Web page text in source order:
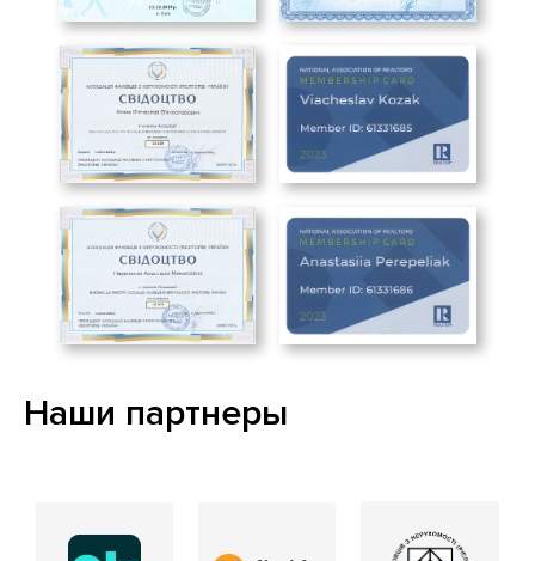
Задействовать при продаже
недвижимости все каналы
привлечения покупателя и в том числе
всех риэлторов и агентства
недвижимости из профессионального
сообщества.
Отсутствие опыта и хотя бы одного из
перечисленных навыков или знаний не
позволяет решить необходимый вопрос в
кратчайшие сроки и с максимальной
выгодой для себя во всех направлениях.
Наши партнеры